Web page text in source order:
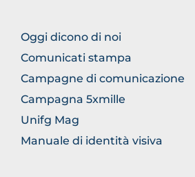
FOOTER
COMUNICAZIONE
Oggi dicono di noi
Comunicati stampa
Campagne di comunicazione
Campagna 5xmille
Unifg Mag
Manuale di identità visiva